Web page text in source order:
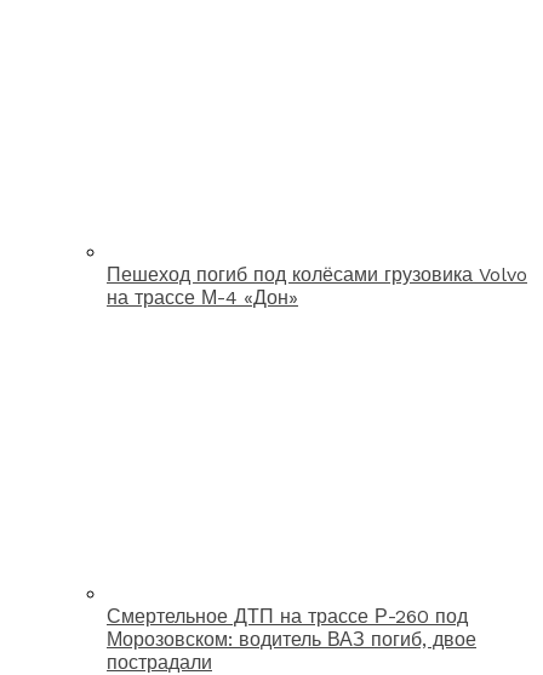
Пешеход погиб под колёсами грузовика Volvo
на трассе М-4 «Дон»
Смертельное ДТП на трассе Р-260 под
Морозовском: водитель ВАЗ погиб, двое
пострадали